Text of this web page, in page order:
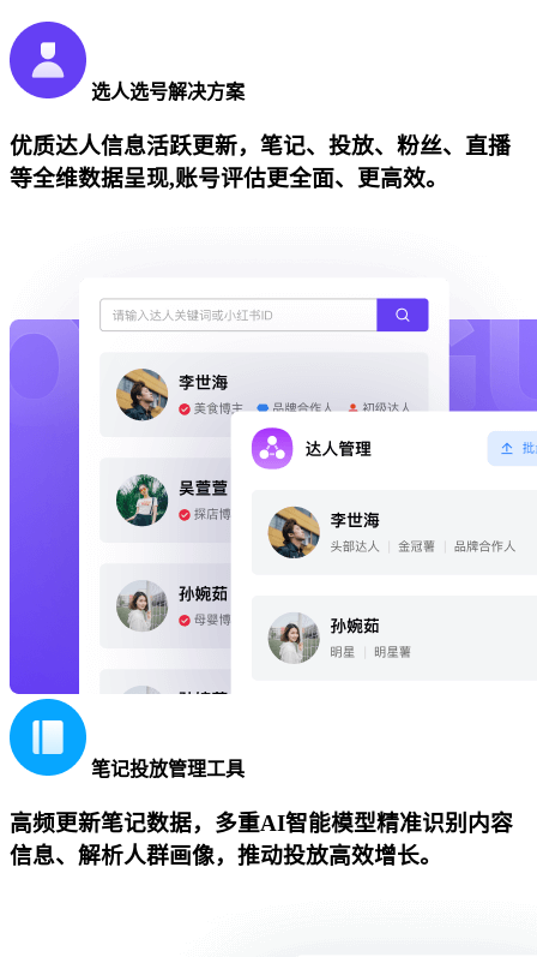
选人选号解决方案
优质达人信息活跃更新，笔记、投放、粉丝、直播
等全维数据呈现,账号评估更全面、更高效。
笔记投放管理工具
高频更新笔记数据，多重AI智能模型精准识别内容
信息、解析人群画像，推动投放高效增长。